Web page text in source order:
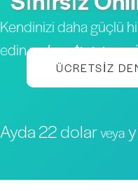
Kendinizi daha güçlü
edin vehayatınızın
ÜCRETSIZ
Ayda 22 dolarveya